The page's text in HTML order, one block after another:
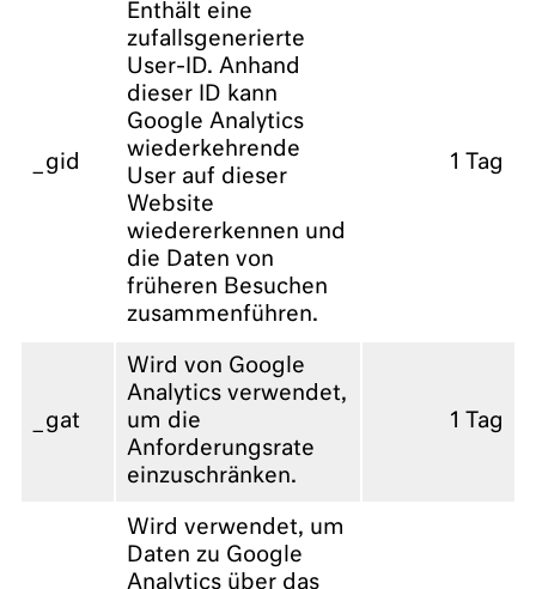
_gid
Enthält eine
zufallsgenerierte
User-ID. Anhand
dieser ID kann
Google Analytics
wiederkehrende
User auf dieser
Website
wiedererkennen und
die Daten von
früheren Besuchen
zusammenführen.
1 Tag
_gat
Wird von Google
Analytics verwendet,
um die
Anforderungsrate
einzuschränken.
1 Tag
Wird verwendet, um
Daten zu Google
Analytics über das